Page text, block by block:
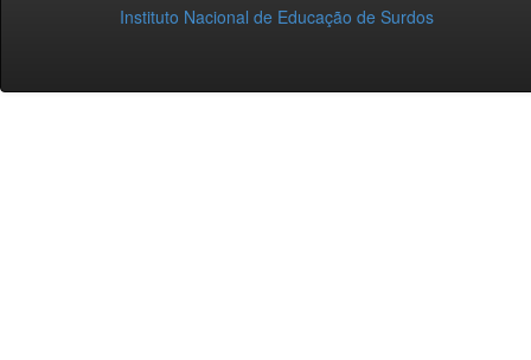
Instituto Nacional de Educação de Surdos